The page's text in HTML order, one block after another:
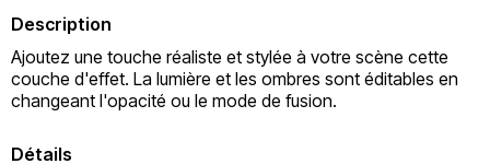
Description
Ajoutez une touche réaliste et stylée à votre scène cette
couche d'effet. La lumière et les ombres sont éditables en
changeant l'opacité ou le mode de fusion.
Détails